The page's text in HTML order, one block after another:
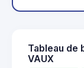
Tableau de
VAUX